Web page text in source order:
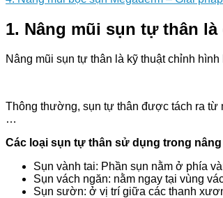
1. Nâng mũi sụn tự thân là
Nâng mũi sụn tự thân là kỹ thuật chỉnh
Thông thường, sụn tự thân được tách ra từ
…
Các loại sụn tự thân sử dụng trong nâng
Sụn vành tai: Phần sụn nằm ở phía
Sụn vách ngăn: nằm ngay tại vùng
Sụn sườn: ở vị trí giữa các thanh